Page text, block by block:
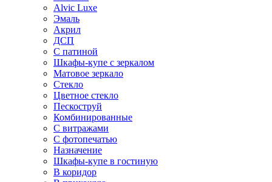
Alvic Luxe
Эмаль
Акрил
ДСП
С патиной
Шкафы-купе с зеркалом
Матовое зеркало
Стекло
Цветное стекло
Пескоструй
Комбинированные
С витражами
С фотопечатью
Назначение
Шкафы-купе в гостиную
В коридор